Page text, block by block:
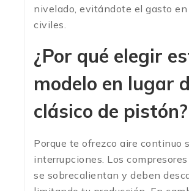
nivelado, evitándote el gasto en
civiles.
¿Por qué elegir
modelo en lugar
clásico de pistón?
Porque te ofrezco aire continuo
interrupciones. Los
se sobrecalientan y deben